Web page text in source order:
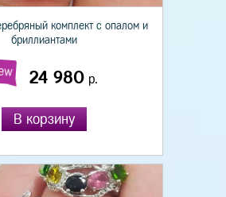
комплект с опалом и
бриллиантами
24 980 р.
В корзину